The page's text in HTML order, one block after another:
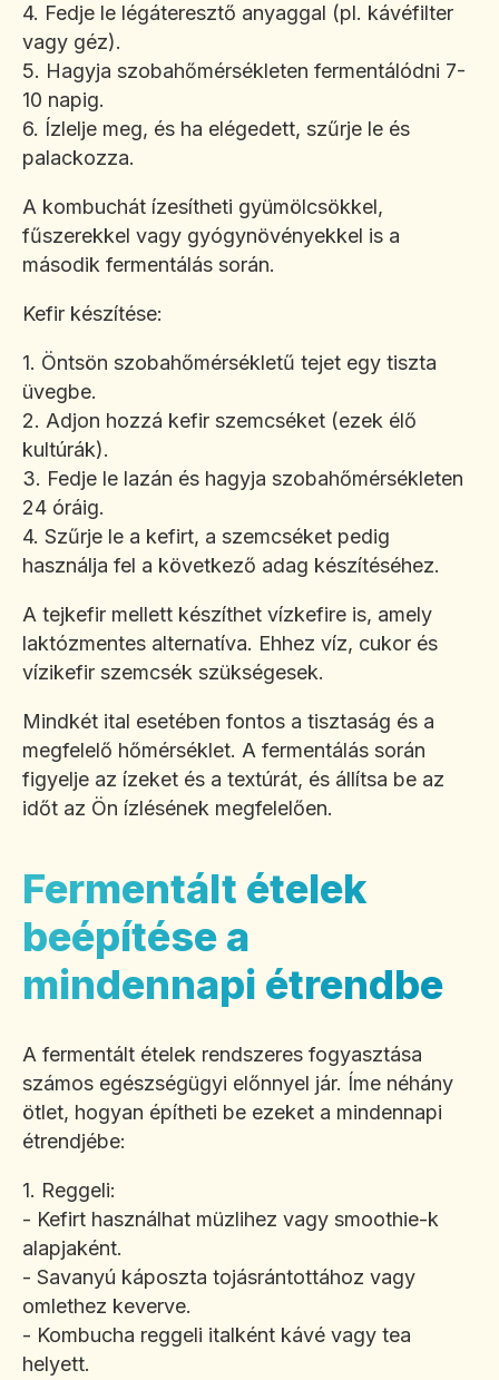
4. Fedje le légáteresztő anyaggal (pl. kávéfilter
vagy géz).
5. Hagyja szobahőmérsékleten fermentálódni 7-
10 napig.
6. Ízlelje meg, és ha elégedett, szűrje le és
palackozza.
A kombuchát ízesítheti gyümölcsökkel,
fűszerekkel vagy gyógynövényekkel is a
második fermentálás során.
Kefir készítése:
1. Öntsön szobahőmérsékletű tejet egy tiszta
üvegbe.
2. Adjon hozzá kefir szemcséket (ezek élő
kultúrák).
3. Fedje le lazán és hagyja szobahőmérsékleten
24 óráig.
4. Szűrje le a kefirt, a szemcséket pedig
használja fel a következő adag készítéséhez.
A tejkefir mellett készíthet vízkefire is, amely
laktózmentes alternatíva. Ehhez víz, cukor és
vízikefir szemcsék szükségesek.
Mindkét ital esetében fontos a tisztaság és a
megfelelő hőmérséklet. A fermentálás során
figyelje az ízeket és a textúrát, és állítsa be az
időt az Ön ízlésének megfelelően.
Fermentált ételek
beépítése a
mindennapi étrendbe
A fermentált ételek rendszeres fogyasztása
számos egészségügyi előnnyel jár. Íme néhány
ötlet, hogyan építheti be ezeket a mindennapi
étrendjébe:
1. Reggeli:
- Kefirt használhat müzlihez vagy smoothie-k
alapjaként.
- Savanyú káposzta tojásrántottához vagy
omlethez keverve.
- Kombucha reggeli italként kávé vagy tea
helyett.